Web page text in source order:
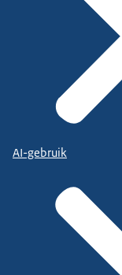
AI-gebruik